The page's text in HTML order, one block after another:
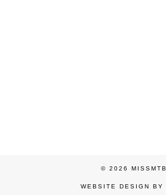
© 2026 MISSMTB
WEBSITE DESIGN BY